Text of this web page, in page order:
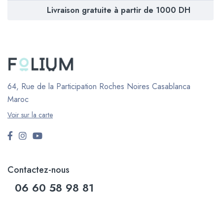
Livraison gratuite à partir de 1000 DH
64, Rue de la Participation Roches Noires Casablanca
Maroc
Voir sur la carte
Contactez-nous
06 60 58 98 81